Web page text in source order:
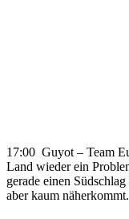
17:00 Guyot – Team
Land wieder ein
gerade einen
aber kaum näherkommt.